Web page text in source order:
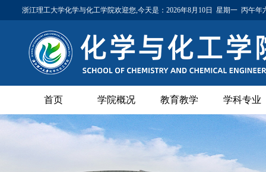
浙江理工大学化学与化工学院欢迎您,今天是：2026年8月10日 星期一 丙午年
首页 学院概况 教育教学 学科专业